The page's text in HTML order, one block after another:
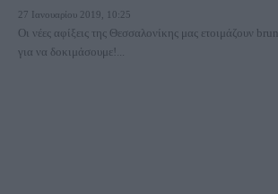
27 Ιανουαρίου 2019, 10:25
Οι νέες αφίξεις της Θεσσαλονίκης μας ετοιμάζουν
για να δοκιμάσουμε!...